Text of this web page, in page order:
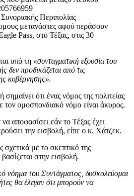
Περιπολίας
μετανάστες αφού περάσουν
Pass, στο Τέξας, στις 30
υπό τη «συνταγματική εξουσία του
δεν προδικάζεται από τις
κυβέρνησης».
ότι ένας νόμος της πολιτείας
τον ομοσπονδιακό νόμο είναι άκυρος.
αποφασίσει εάν το Τέξας έχει
την εισβολή, είπε ο κ. Χάτζεκ.
με το σκεπτικό της
στην εισβολή.
νόημα του Συντάγματος, δυσκολεύομαι
θα έλεγαν ότι μπορούν να